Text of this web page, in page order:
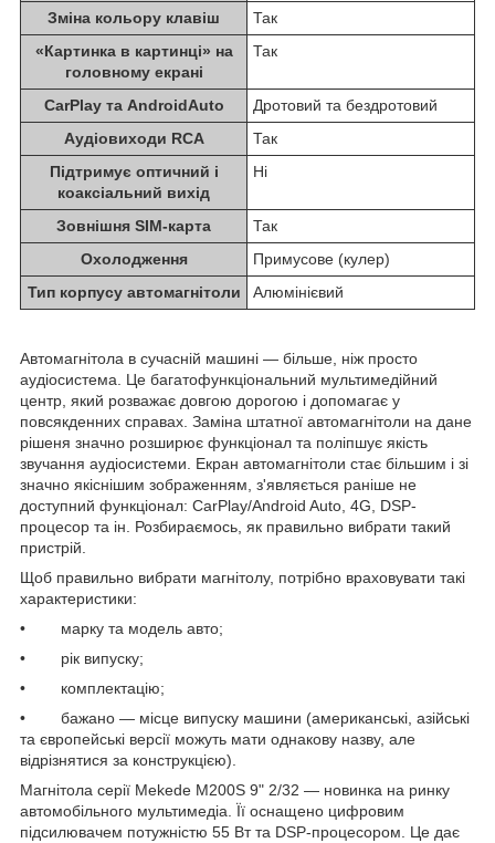
Зміна кольору клавіш
Так
«Картинка в картинці» на
головному екрані
Так
CarPlay та AndroidAuto
Дротовий та бездротовий
Аудіовиходи RCA
Так
Підтримує оптичний і
коаксіальний вихід
Ні
Зовнішня SIM-карта
Так
Охолодження
Примусове (кулер)
Тип корпусу автомагнітоли
Алюмінієвий
Автомагнітола в сучасній машині — більше, ніж просто
аудіосистема. Це багатофункціональний мультимедійний
центр, який розважає довгою дорогою і допомагає у
повсякденних справах. Заміна штатної автомагнітоли на дане
рішеня значно розширює функціонал та поліпшує якість
звучання аудіосистеми. Екран автомагнітоли стає більшим і зі
значно якіснішим зображенням, з'являється раніше не
доступний функціонал: CarPlay/Android Auto, 4G, DSP-
процесор та ін. Розбираємось, як правильно вибрати такий
пристрій.
Щоб правильно вибрати магнітолу, потрібно враховувати такі
характеристики:
• марку та модель авто;
• рік випуску;
• комплектацію;
• бажано — місце випуску машини (американські, азійські
та європейські версії можуть мати однакову назву, але
відрізнятися за конструкцією).
Магнітола серії Mekede M200S 9" 2/32 — новинка на ринку
автомобільного мультимедіа. Її оснащено цифровим
підсилювачем потужністю 55 Вт та DSP-процесором. Це дає